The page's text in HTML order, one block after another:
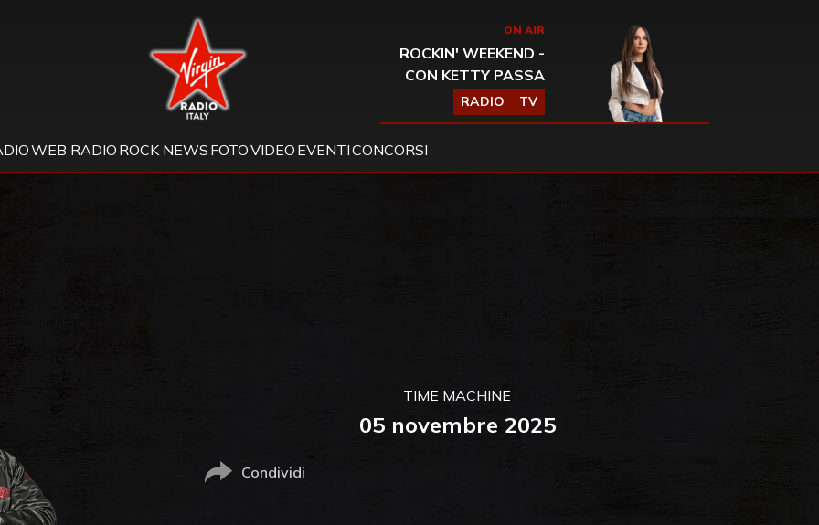
Virgin Radio ON AIR
ROCKIN' WEEKEND -
CON KETTY PASSA
RADIO TV
WEB RADIO ROCK NEWS FOTOVIDEO EVENTICONCORSI
TIME MACHINE
05 novembre 2025
Condividi